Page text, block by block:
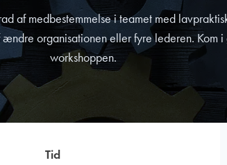
af medbestemmelse i teamet med
ændre organisationen eller fyre lederen. Kom
workshoppen.
Tid